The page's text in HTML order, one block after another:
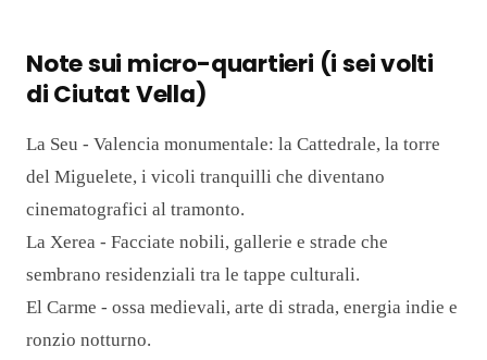
Note sui micro-quartieri (i sei volti
di Ciutat Vella)
La Seu - Valencia monumentale: la Cattedrale, la torre
del Miguelete, i vicoli tranquilli che diventano
cinematografici al tramonto.
La Xerea - Facciate nobili, gallerie e strade che
sembrano residenziali tra le tappe culturali.
El Carme - ossa medievali, arte di strada, energia indie e
ronzio notturno.